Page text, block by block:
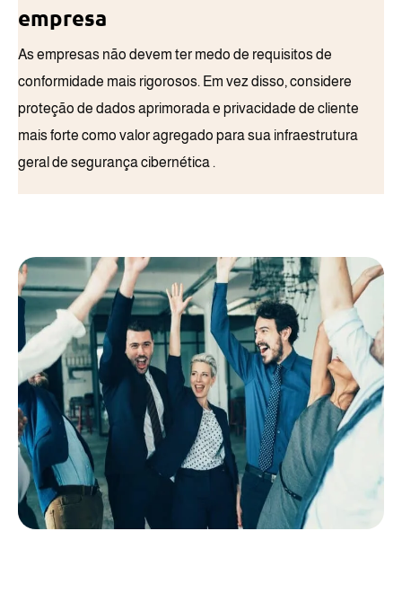
empresa
As empresas não devem ter medo de requisitos de
conformidade mais rigorosos. Em vez disso, considere
proteção de dados aprimorada e privacidade de cliente
mais forte como valor agregado para sua infraestrutura
geral de segurança cibernética .